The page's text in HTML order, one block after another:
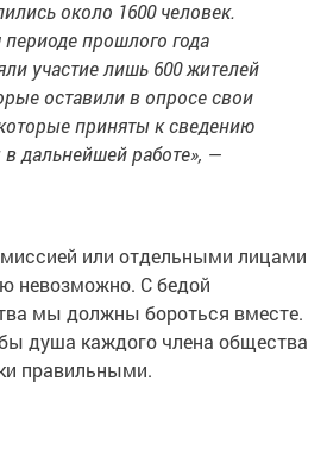
около 1600 человек.
прошлого года
участие лишь 600 жителей
оставили в опросе свои
приняты к сведению
в дальнейшей работе», —
или отдельными лицами
невозможно. С бедой
мы должны бороться вместе.
душа каждого члена общества
правильными.